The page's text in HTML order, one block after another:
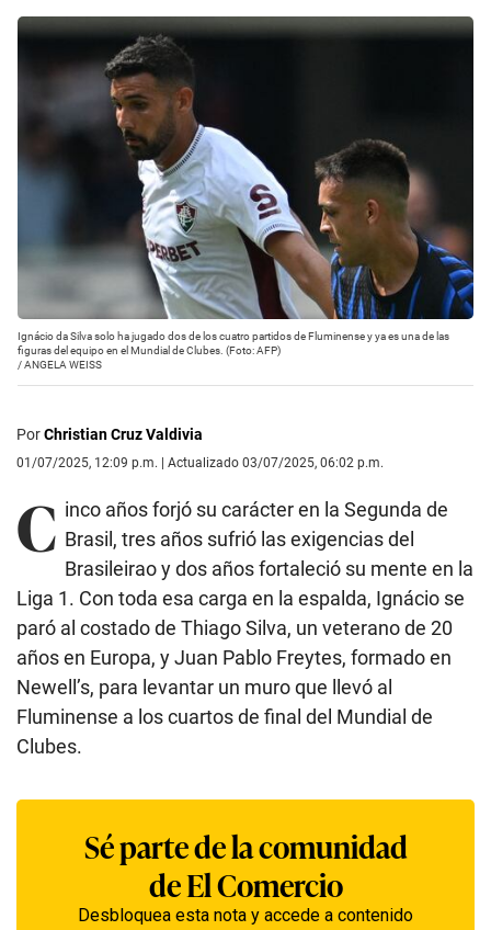
Ignácio da Silva solo ha jugado dos de los cuatro partidos de Fluminense y ya es una de las
figuras del equipo en el Mundial de Clubes. (Foto: AFP)
/ANGELA WEISS
PorChristian Cruz Valdivia
01/07/2025, 12:09 p.m. | Actualizado 03/07/2025, 06:02 p.m.
C inco años forjó su carácter en la Segunda de
Brasil, tres años sufrió las exigencias del
Brasileirao y dos años fortaleció su mente en la
Liga 1. Con toda esa carga en la espalda, Ignácio se
paró al costado de Thiago Silva, un veterano de 20
años en Europa, y Juan Pablo Freytes, formado en
Newell’s, para levantar un muro que llevó al
Fluminense a los cuartos de final del Mundial de
Clubes.